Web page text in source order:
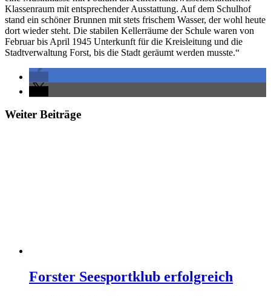
Klassenraum mit entsprechender Ausstattung. Auf dem Schulhof
stand ein schöner Brunnen mit stets frischem Wasser, der wohl heute
dort wieder steht. Die stabilen Kellerräume der Schule waren von
Februar bis April 1945 Unterkunft für die Kreisleitung und die
Stadtverwaltung Forst, bis die Stadt geräumt werden musste.“
Weiter Beiträge
Forster Seesportklub erfolgreich